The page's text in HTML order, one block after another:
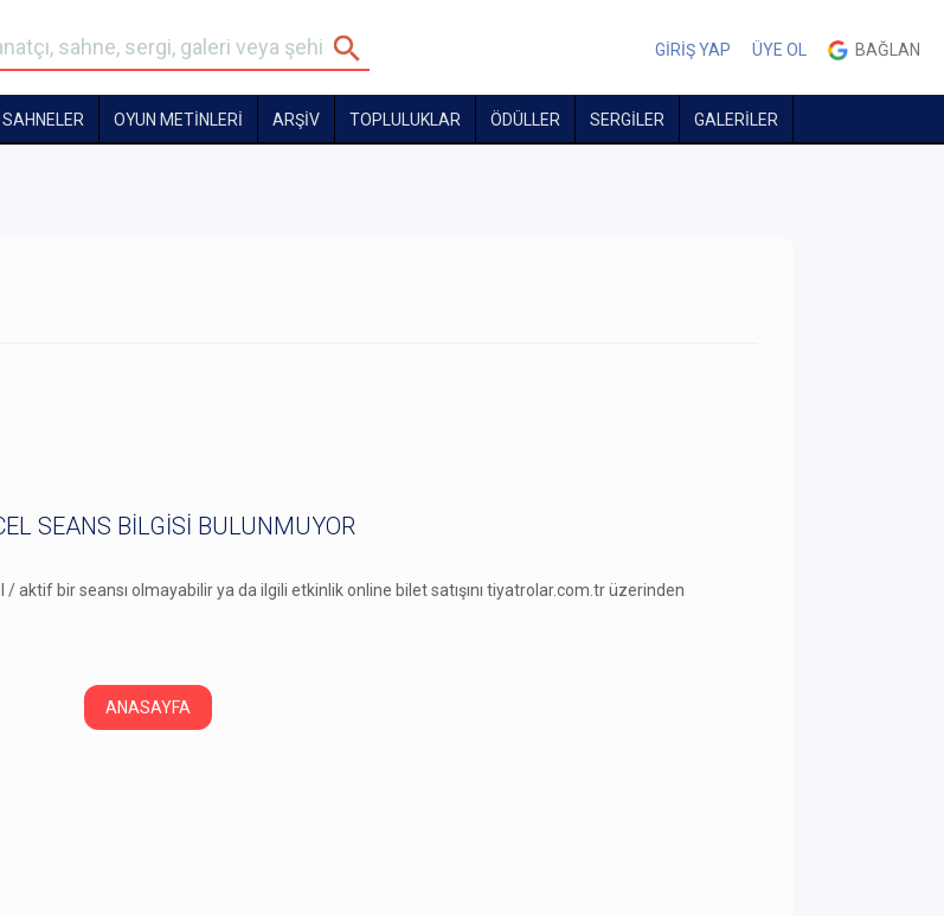
GİRİŞ YAP ÜYE OL BAĞLAN
SAHNELER OYUN METİNLERİ ARŞİV TOPLULUKLAR ÖDÜLLER SERGİLER GALERİLER
SEANS BİLGİSİ BULUNMUYOR
aktif bir seansı olmayabilir ya da ilgili etkinlik online bilet satışını tiyatrolar.com.tr üzerinden
ANASAYFA